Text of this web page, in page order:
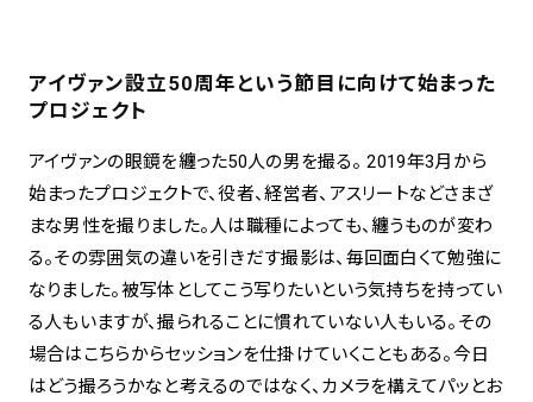
アイヴァン設立50周年という節目に向けて始まった
プロジェクト
アイヴァンの眼鏡を纏った50人の男を撮る。 2019年3月から
始まったプロジェクトで、役者、経営者、アスリートなどさまざ
まな男性を撮りました。人は職種によっても、纏うものが変わ
る。その雰囲気の違いを引きだす撮影は、毎回面白くて勉強に
なりました。被写体としてこう写りたいという気持ちを持ってい
る人もいますが、撮られることに慣れていない人もいる。その
場合はこちらからセッションを仕掛けていくこともある。今日
はどう撮ろうかなと考えるのではなく、カメラを構えてパッとお